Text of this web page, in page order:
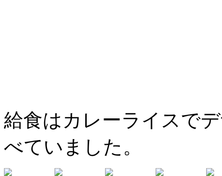
給食はカレーライスで
べていました。